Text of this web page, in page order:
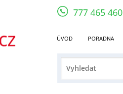
777 465 460
ÚVOD PORADNA